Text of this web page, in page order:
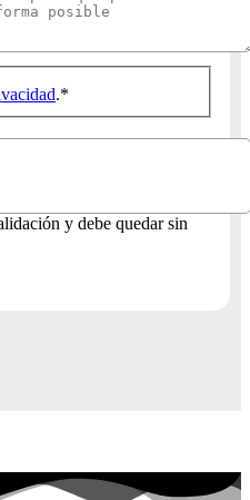
.*
y debe quedar sin